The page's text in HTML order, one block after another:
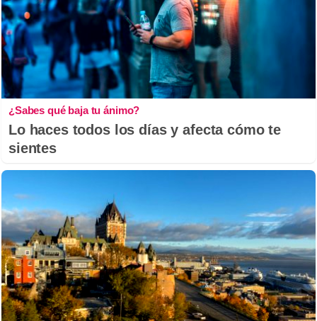
¿Sabes qué baja tu ánimo?
Lo haces todos los días y afecta cómo te
sientes